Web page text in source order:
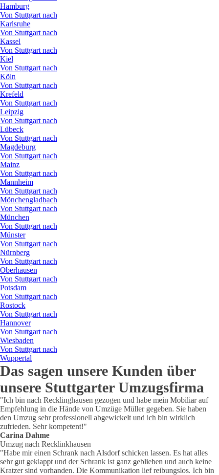
Hamburg
Von Stuttgart nach
Karlsruhe
Von Stuttgart nach
Kassel
Von Stuttgart nach
Kiel
Von Stuttgart nach
Köln
Von Stuttgart nach
Krefeld
Von Stuttgart nach
Leipzig
Von Stuttgart nach
Lübeck
Von Stuttgart nach
Magdeburg
Von Stuttgart nach
Mainz
Von Stuttgart nach
Mannheim
Von Stuttgart nach
Mönchengladbach
Von Stuttgart nach
München
Von Stuttgart nach
Münster
Von Stuttgart nach
Nürnberg
Von Stuttgart nach
Oberhausen
Von Stuttgart nach
Potsdam
Von Stuttgart nach
Rostock
Von Stuttgart nach
Hannover
Von Stuttgart nach
Wiesbaden
Von Stuttgart nach
Wuppertal
Das sagen unsere Kunden über
unsere Stuttgarter Umzugsfirma
"Ich bin nach Recklinghausen gezogen und habe mein Mobiliar auf
Empfehlung in die Hände von Umzüge Müller gegeben. Sie haben
den Umzug sehr professionell abgewickelt und ich bin wirklich
zufrieden. Sehr kompetent!"
Carina Dahme
Umzug nach Recklinkhausen
"Habe mir einen Schrank nach Alsdorf schicken lassen. Es hat alles
sehr gut geklappt und der Schrank ist ganz geblieben und auch keine
Kratzer sind vorhanden. Die Kommunikation lief reibungslos. Ich bin